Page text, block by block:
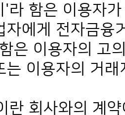
라 함은 이용자
자에게 전자금융
은 이용자의 고
는 이용자의 거
란 회사와의 계